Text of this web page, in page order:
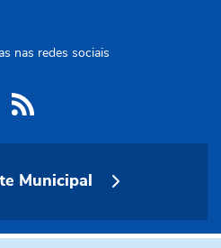
nas redes sociais
Municipal